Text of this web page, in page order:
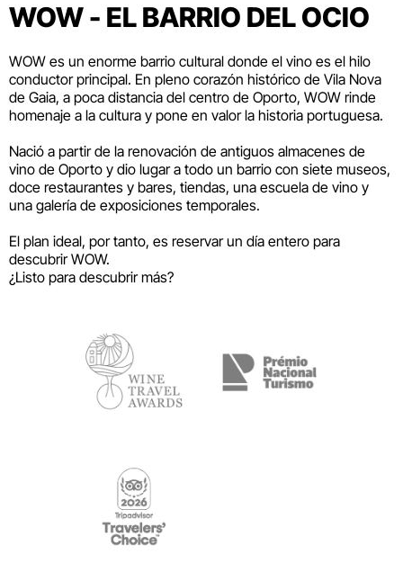
WOW - EL BARRIO DEL OCIO
WOW es un enorme barrio cultural donde el vino es el hilo
conductor principal. En pleno corazón histórico de Vila Nova
de Gaia, a poca distancia del centro de Oporto, WOW rinde
homenaje a la cultura y pone en valor la historia portuguesa.
Nació a partir de la renovación de antiguos almacenes de
vino de Oporto y dio lugar a todo un barrio con siete museos,
doce restaurantes y bares, tiendas, una escuela de vino y
una galería de exposiciones temporales.
El plan ideal, por tanto, es reservar un día entero para
descubrir WOW.
¿Listo para descubrir más?